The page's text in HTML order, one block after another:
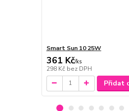
Smart Sun 10 25W
361 Kč/ks
298 Kč bez DPH
Přidat